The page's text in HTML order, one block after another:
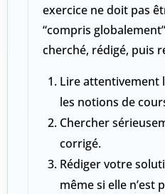
exercice ne doit pas
“compris
cherché, rédigé, puis
Lire attentivement
les notions de
Chercher
corrigé.
Rédiger votre
même si elle n’est